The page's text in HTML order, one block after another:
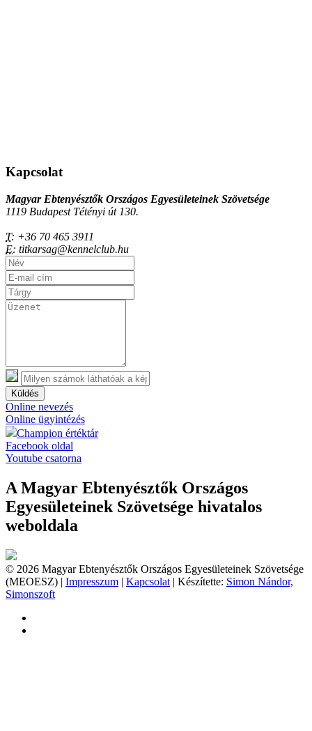
Kapcsolat
Magyar Ebtenyésztők Országos Egyesületeinek Szövetsége
1119 Budapest Tétényi út 130.
T: +36 70 465 3911
E: titkarsag@kennelclub.hu
Küldés
Online nevezés
Online ügyintézés
Champion értéktár
Facebook oldal
Youtube csatorna
A Magyar Ebtenyésztők Országos
Egyesületeinek Szövetsége hivatalos
weboldala
© 2026 Magyar Ebtenyésztők Országos Egyesületeinek Szövetsége
(MEOESZ) | Impresszum | Kapcsolat | Készítette: Simon Nándor,
Simonszoft